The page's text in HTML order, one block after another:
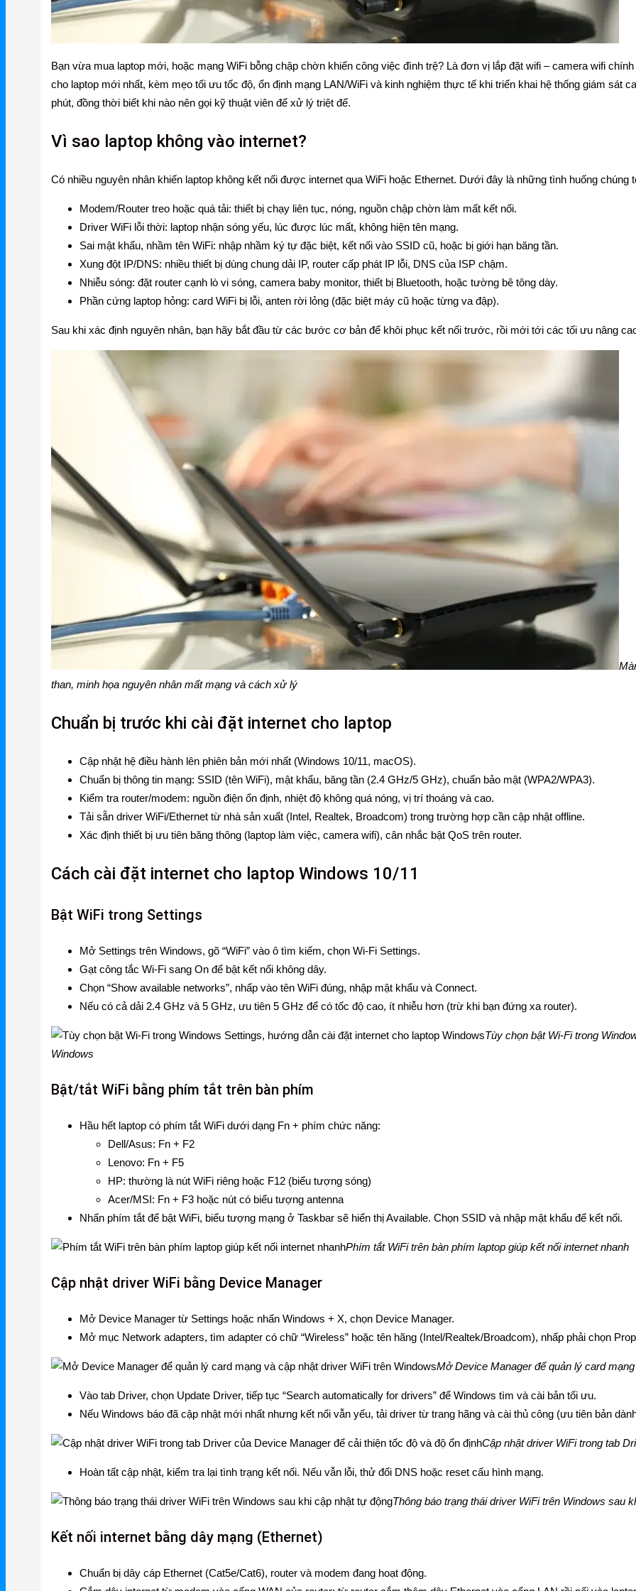
NetMax Router
NetMax WiFi
Phụ Kiện NetMax
Huawei WiFi 4G/5G
Huawei eKitEngine
Phụ Kiện Huawei
WAC
Mercusys
Mercusys Router WiFi
Mercusys Switch
Mercusys 4G
Linksys
Linksys Router WiFi
Linksys Switch
Linksys WiFi
Phụ kiện Linksys
Wireless
Gateway
Switch
Home Router WiFi
EnGenius
EnGenius Router
EnGenius Switch
Phụ kiện EnGenius
EnGenius Controller
Ruijie Gateway
Ruijie Switch
Ruijie Firewall
Grandstream
Grandstream Router
Grandstream Switch
Grandstream Thiết bị Hội Nghị
DLink
Firewall – Tường lửa
Bạn vừa mua laptop mới, hoặc mạng WiFi bỗng chập chờn khiến công việc đình trệ? Là đơn vị lắp đặt wifi – camera wifi
cho laptop mới nhất, kèm mẹo tối ưu tốc độ, ổn định mạng LAN/WiFi và kinh nghiệm thực tế khi triển khai hệ thống giám sát
phút, đồng thời biết khi nào nên gọi kỹ thuật viên để xử lý triệt để.
Vì sao laptop không vào internet?
Có nhiều nguyên nhân khiến laptop không kết nối được internet qua WiFi hoặc Ethernet. Dưới đây là những tình huống chúng
Modem/Router treo hoặc quá tải: thiết bị chạy liên tục, nóng, nguồn chập chờn làm mất kết nối.
Driver WiFi lỗi thời: laptop nhận sóng yếu, lúc được lúc mất, không hiện tên mạng.
Sai mật khẩu, nhầm tên WiFi: nhập nhầm ký tự đặc biệt, kết nối vào SSID cũ, hoặc bị giới hạn băng tần.
Xung đột IP/DNS: nhiều thiết bị dùng chung dải IP, router cấp phát IP lỗi, DNS của ISP chậm.
Nhiễu sóng: đặt router cạnh lò vi sóng, camera baby monitor, thiết bị Bluetooth, hoặc tường bê tông dày.
Phần cứng laptop hỏng: card WiFi bị lỗi, anten rời lỏng (đặc biệt máy cũ hoặc từng va đập).
Sau khi xác định nguyên nhân, bạn hãy bắt đầu từ các bước cơ bản để khôi phục kết nối trước, rồi mới tới các tối ưu nâng
than, minh họa nguyên nhân mất mạng và cách xử lý
Chuẩn bị trước khi cài đặt internet cho laptop
Cập nhật hệ điều hành lên phiên bản mới nhất (Windows 10/11, macOS).
Chuẩn bị thông tin mạng: SSID (tên WiFi), mật khẩu, băng tần (2.4 GHz/5 GHz), chuẩn bảo mật (WPA2/WPA3).
Kiểm tra router/modem: nguồn điện ổn định, nhiệt độ không quá nóng, vị trí thoáng và cao.
Tải sẵn driver WiFi/Ethernet từ nhà sản xuất (Intel, Realtek, Broadcom) trong trường hợp cần cập nhật offline.
Xác định thiết bị ưu tiên băng thông (laptop làm việc, camera wifi), cân nhắc bật QoS trên router.
Cách cài đặt internet cho laptop Windows 10/11
Bật WiFi trong Settings
Mở Settings trên Windows, gõ “WiFi” vào ô tìm kiếm, chọn Wi-Fi Settings.
Gạt công tắc Wi-Fi sang On để bật kết nối không dây.
Chọn “Show available networks”, nhấp vào tên WiFi đúng, nhập mật khẩu và Connect.
Nếu có cả dải 2.4 GHz và 5 GHz, ưu tiên 5 GHz để có tốc độ cao, ít nhiễu hơn (trừ khi bạn đứng xa router).
Tùy chọn bật Wi-Fi trong
Windows
Bật/tắt WiFi bằng phím tắt trên bàn phím
Hầu hết laptop có phím tắt WiFi dưới dạng Fn + phím chức năng:
Dell/Asus: Fn + F2
Lenovo: Fn + F5
HP: thường là nút WiFi riêng hoặc F12 (biểu tượng sóng)
Acer/MSI: Fn + F3 hoặc nút có biểu tượng antenna
Nhấn phím tắt để bật WiFi, biểu tượng mạng ở Taskbar sẽ hiển thị Available. Chọn SSID và nhập mật khẩu để kết nối.
Phím tắt WiFi trên bàn phím laptop giúp kết nối internet nhanh
Cập nhật driver WiFi bằng Device Manager
Mở Device Manager từ Settings hoặc nhấn Windows + X, chọn Device Manager.
Mở mục Network adapters, tìm adapter có chữ “Wireless” hoặc tên hãng (Intel/Realtek/Broadcom), nhấp phải chọn
Mở Device Manager để quản lý card
Vào tab Driver, chọn Update Driver, tiếp tục “Search automatically for drivers” để Windows tìm và cài bản tối ưu.
Nếu Windows báo đã cập nhật mới nhất nhưng kết nối vẫn yếu, tải driver từ trang hãng và cài thủ công (ưu tiên bản
Cập nhật driver WiFi trong tab
Hoàn tất cập nhật, kiểm tra lại tình trạng kết nối. Nếu vẫn lỗi, thử đổi DNS hoặc reset cấu hình mạng.
Thông báo trạng thái driver WiFi trên Windows sau
Kết nối internet bằng dây mạng (Ethernet)
Chuẩn bị dây cáp Ethernet (Cat5e/Cat6), router và modem đang hoạt động.